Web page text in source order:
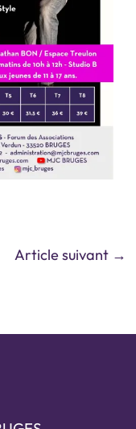
Article suivant →